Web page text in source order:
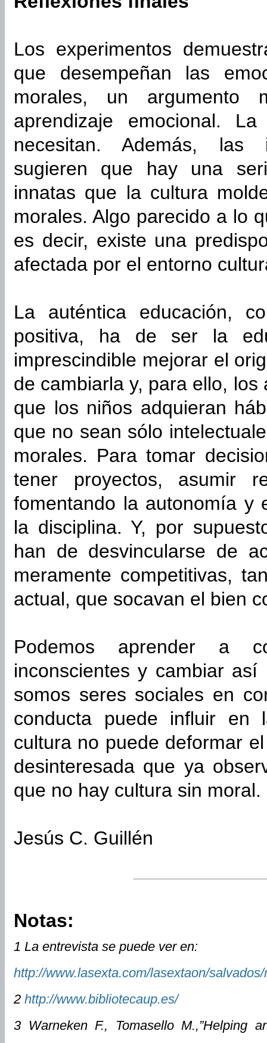
Los experimentos
que desempeñan las
morales, un argumento
aprendizaje emocional.
necesitan. Además, las
sugieren que hay una
innatas que la cultura
morales. Algo parecido a lo
es decir, existe una
afectada por el entorno
La auténtica educación,
positiva, ha de ser la
imprescindible mejorar el
de cambiarla y, para ello,
que los niños adquieran
que no sean sólo
morales. Para tomar
tener proyectos, asumir
fomentando la autonomía y
la disciplina. Y, por
han de desvincularse de
meramente competitivas,
actual, que socavan el bien
Podemos aprender a
inconscientes y cambiar
somos seres sociales en
conducta puede influir en
cultura no puede deformar
desinteresada que ya
que no hay cultura sin moral.
Jesús C. Guillén
Notas:
1 La entrevista se puede ver en:
http://www.lasexta.com/lasextaon/
2 http://www.bibliotecaup.es/
3 Warneken F., Tomasello M.,”Helping